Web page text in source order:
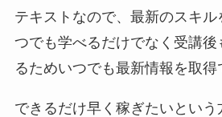
テキストなので、最新のスキ
つでも学べるだけでなく受講
るためいつでも最新情報を取得
できるだけ早く稼ぎたいとい